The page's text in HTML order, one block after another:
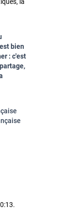
bien
: c'est